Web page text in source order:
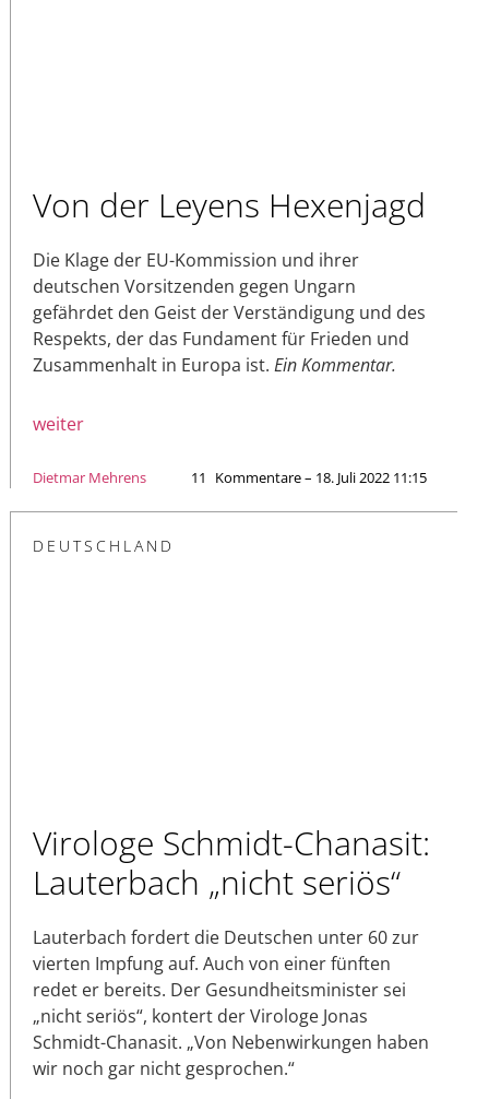
Von der Leyens Hexenjagd
Die Klage der EU-Kommission und ihrer
deutschen Vorsitzenden gegen Ungarn
gefährdet den Geist der Verständigung und des
Respekts, der das Fundament für Frieden und
Zusammenhalt in Europa ist. Ein Kommentar.
weiter
Dietmar Mehrens 11 Kommentare – 18. Juli 2022 11:15
DEUTSCHLAND
Virologe Schmidt-Chanasit:
Lauterbach „nicht seriös“
Lauterbach fordert die Deutschen unter 60 zur
vierten Impfung auf. Auch von einer fünften
redet er bereits. Der Gesundheitsminister sei
„nicht seriös“, kontert der Virologe Jonas
Schmidt-Chanasit. „Von Nebenwirkungen haben
wir noch gar nicht gesprochen.“